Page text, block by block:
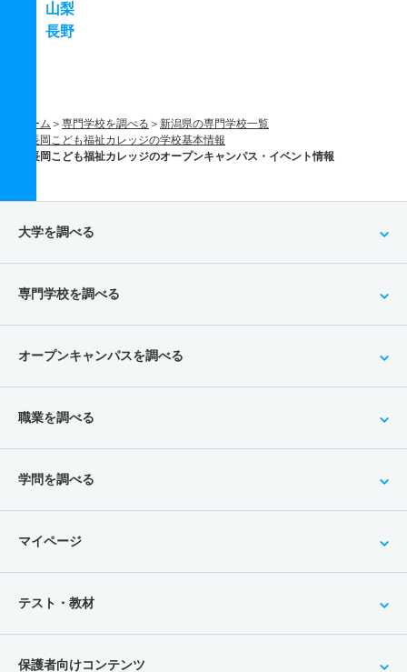
山梨
長野
ホーム 専門学校を調べる
新潟県の専門学校一覧
長岡こども福祉カレッジの学校基本情報
長岡こども福祉カレッジのオープンキャンパス・イベント情報
大学を調べる
専門学校を調べる
オープンキャンパスを調べる
職業を調べる
学問を調べる
マイページ
テスト・教材
保護者向けコンテンツ